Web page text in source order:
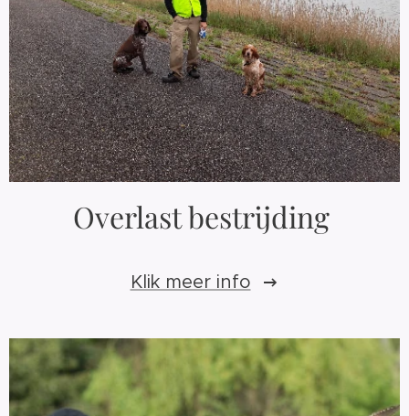
Overlast bestrijding
Klik meer info